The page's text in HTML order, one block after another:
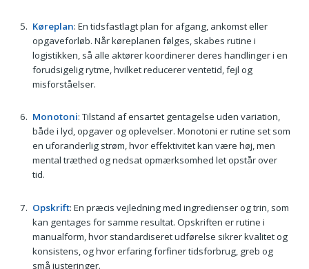
Køreplan: En tidsfastlagt plan for afgang, ankomst eller
opgaveforløb. Når køreplanen følges, skabes rutine i
logistikken, så alle aktører koordinerer deres handlinger i en
forudsigelig rytme, hvilket reducerer ventetid, fejl og
misforståelser.
Monotoni: Tilstand af ensartet gentagelse uden variation,
både i lyd, opgaver og oplevelser. Monotoni er rutine set som
en uforanderlig strøm, hvor effektivitet kan være høj, men
mental træthed og nedsat opmærksomhed let opstår over
tid.
Opskrift: En præcis vejledning med ingredienser og trin, som
kan gentages for samme resultat. Opskriften er rutine i
manualform, hvor standardiseret udførelse sikrer kvalitet og
konsistens, og hvor erfaring forfiner tidsforbrug, greb og
små justeringer.